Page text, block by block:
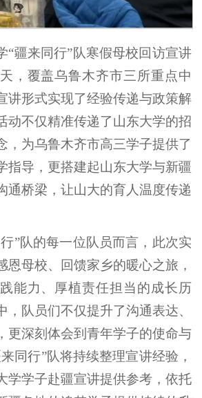
“疆来同行”队寒假母校回访宣讲
，覆盖乌鲁木齐市三所重点中
讲形式实现了经验传递与政策解
动不仅精准传递了山东大学的招
，为乌鲁木齐市高三学子提供了
指导，更搭建起山东大学与新疆
通桥梁，让山大的育人温度传递
”队的每一位队员而言，此次实
恩母校、回馈家乡的暖心之旅，
能力、厚植责任担当的成长历
，队员们不仅提升了沟通表达、
更深刻体会到青年学子的使命与
同行”队将持续整理宣讲经验，
学学子赴疆宣讲提供参考，依托